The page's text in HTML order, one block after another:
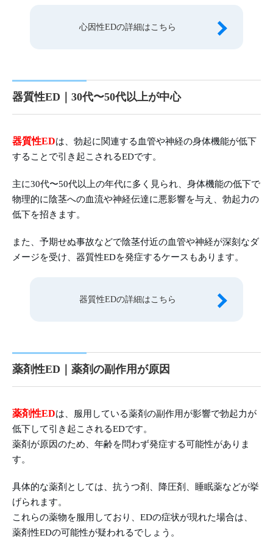
心因性EDの詳細はこちら
器質性ED｜30代〜50代以上が中心
器質性EDは、勃起に関連する血管や神経の身体機能が低下
することで引き起こされるEDです。
主に30代〜50代以上の年代に多く見られ、身体機能の低下で
物理的に陰茎への血流や神経伝達に悪影響を与え、勃起力の
低下を招きます。
また、予期せぬ事故などで陰茎付近の血管や神経が深刻なダ
メージを受け、器質性EDを発症するケースもあります。
器質性EDの詳細はこちら
薬剤性ED｜薬剤の副作用が原因
薬剤性EDは、服用している薬剤の副作用が影響で勃起力が
低下して引き起こされるEDです。
薬剤が原因のため、年齢を問わず発症する可能性がありま
す。
具体的な薬剤としては、抗うつ剤、降圧剤、睡眠薬などが挙
げられます。
これらの薬物を服用しており、EDの症状が現れた場合は、
薬剤性EDの可能性が疑われるでしょう。